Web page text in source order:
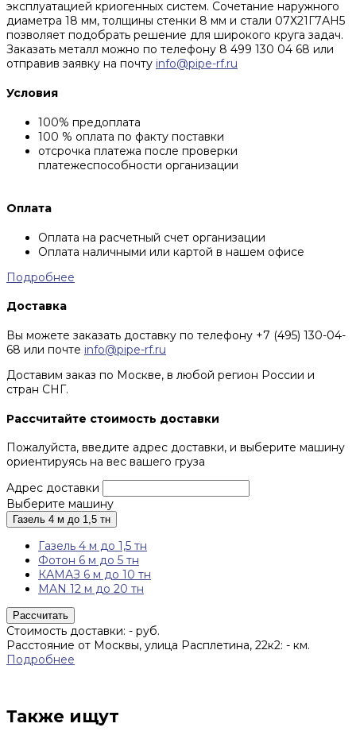
эксплуатацией криогенных систем. Сочетание наружного
диаметра 18 мм, толщины стенки 8 мм и стали 07Х21Г7АН5
позволяет подобрать решение для широкого круга задач.
Заказать металл можно по телефону 8 499 130 04 68 или
отправив заявку на почту info@pipe-rf.ru
Условия
100% предоплата
100 % оплата по факту поставки
отсрочка платежа после проверки
платежеспособности организации
Оплата
Оплата на расчетный счет организации
Оплата наличными или картой в нашем офисе
Подробнее
Доставка
Вы можете заказать доставку по телефону +7 (495) 130-04-
68 или почте info@pipe-rf.ru
Доставим заказ по Москве, в любой регион России и
стран СНГ.
Рассчитайте стоимость доставки
Пожалуйста, введите адрес доставки, и выберите машину
ориентируясь на вес вашего груза
Адрес доставки
Выберите машину
Газель 4 м до 1,5 тн
Газель 4 м до 1,5 тн
Фотон 6 м до 5 тн
КАМАЗ 6 м до 10 тн
MAN 12 м до 20 тн
Рассчитать
Стоимость доставки: - руб.
Расстояние от Москвы, улица Расплетина, 22к2: - км.
Подробнее
Также ищут